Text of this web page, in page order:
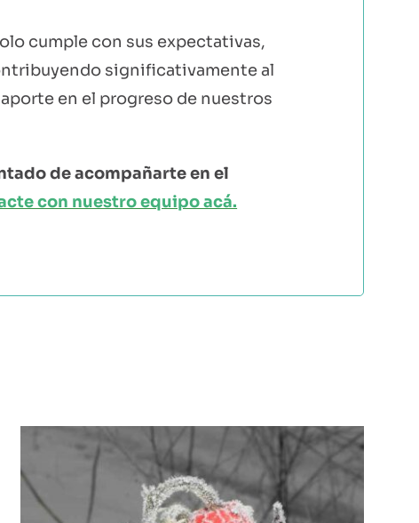
cumple con sus expectativas,
significativamente al
en el progreso de nuestros
de acompañarte en el
con nuestro equipo acá.